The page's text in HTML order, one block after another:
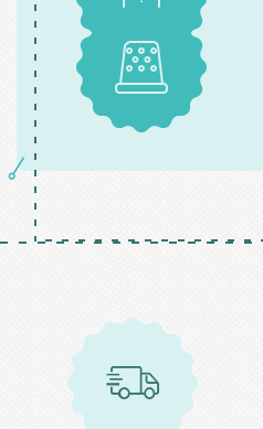
Patrons
Mercerie